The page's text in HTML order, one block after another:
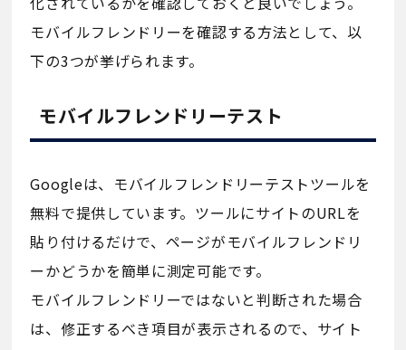
モバイルフレンドリーを確認する方法として、以
下の3つが挙げられます。
モバイルフレンドリーテスト
Googleは、モバイルフレンドリーテストツールを
無料で提供しています。ツールにサイトのURLを
貼り付けるだけで、ページがモバイルフレンドリ
ーかどうかを簡単に測定可能です。
モバイルフレンドリーではないと判断された場合
は、修正するべき項目が表示されるので、サイト